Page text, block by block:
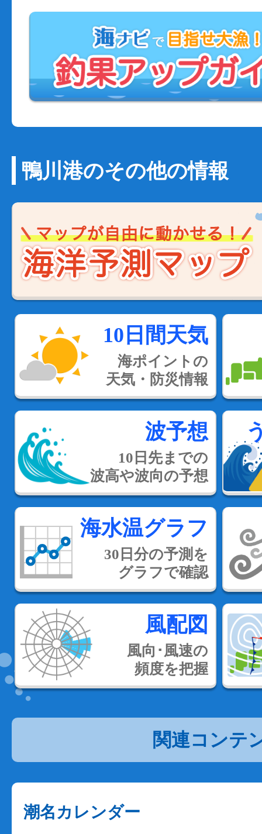
鴨川港のその他の情報
10日間天気
海ポイントの
天気・防災情報
波予想
10日先までの
波高や波向の予想
海水温グラフ
30日分の予測を
グラフで確認
風配図
風向･風速の
頻度を把握
関連コンテ
潮名カレンダー